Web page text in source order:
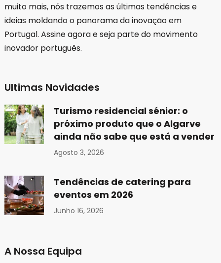
muito mais, nós trazemos as últimas tendências e
ideias moldando o panorama da inovação em
Portugal. Assine agora e seja parte do movimento
inovador português.
Ultimas Novidades
Turismo residencial sénior: o
próximo produto que o Algarve
ainda não sabe que está a vender
Agosto 3, 2026
Tendências de catering para
eventos em 2026
Junho 16, 2026
A Nossa Equipa